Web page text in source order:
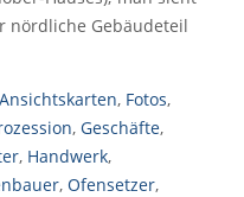
nördliche Gebäudeteil
Ansichtskarten, Fotos,
, Geschäfte,
, Handwerk,
, Ofensetzer,